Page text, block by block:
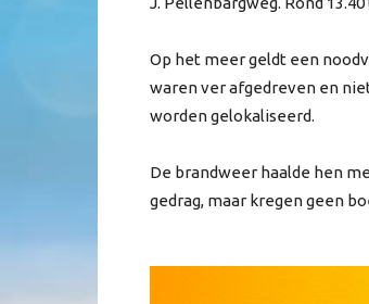
Op het meer geldt een
waren ver afgedreven en
worden gelokaliseerd.
De brandweer haalde hen
gedrag, maar kregen geen